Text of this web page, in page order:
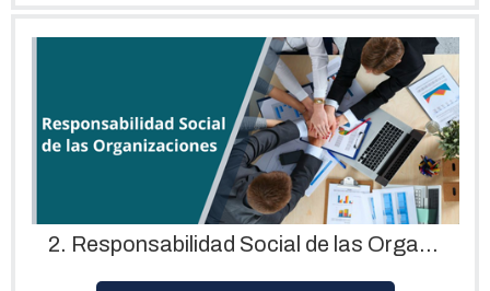
2. Responsabilidad Social de las Organizaciones